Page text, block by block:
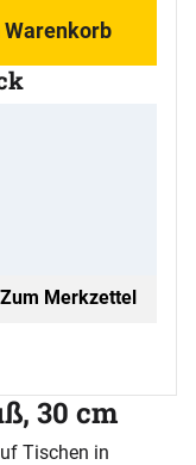
Warenkorb
Zum Merkzettel
30 cm
Tischen in